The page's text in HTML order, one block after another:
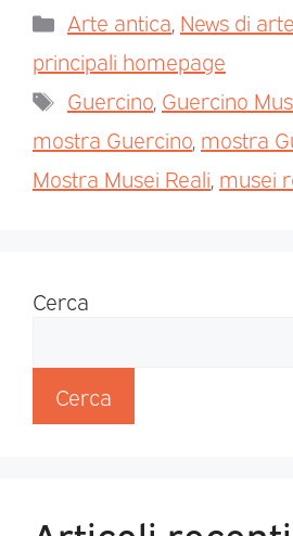
Arte antica, News di
principali homepage
Guercino, Guercino
mostra Guercino, mostra
Mostra Musei Reali, musei
Cerca
Cerca